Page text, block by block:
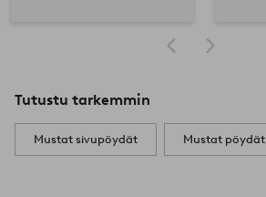
Tutustu tarkemmin
Mustat sivupöydät Mustat pöydät